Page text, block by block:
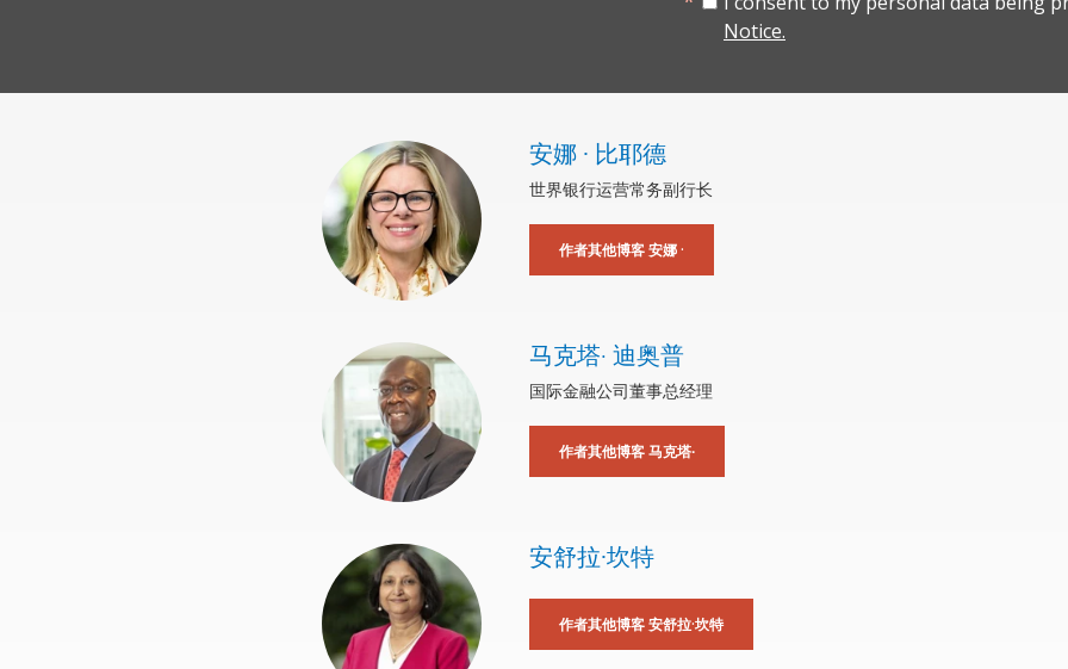
Notice.
安娜 · 比耶德
世界银行运营常务副行长
作者其他博客 安娜 ·
马克塔∙ 迪奥普
国际金融公司董事总经理
作者其他博客 马克塔∙
安舒拉·坎特
作者其他博客 安舒拉·坎特